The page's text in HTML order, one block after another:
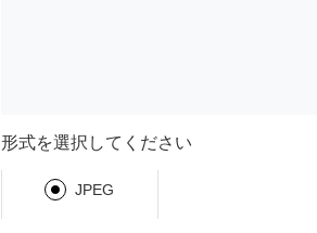
形式を選択してください
JPEG